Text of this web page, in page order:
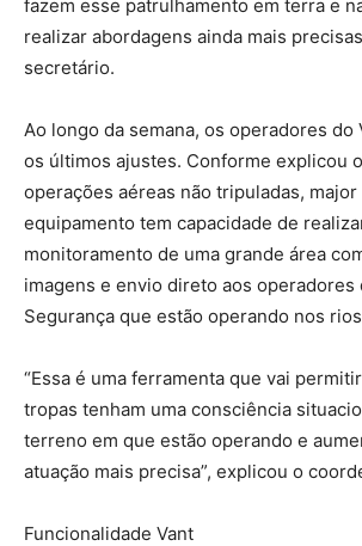
fazem esse patrulhamento em terra e
realizar abordagens ainda mais
secretário.
Ao longo da semana, os operadores do
os últimos ajustes. Conforme explicou
operações aéreas não tripuladas, major
equipamento tem capacidade de
monitoramento de uma grande área
imagens e envio direto aos operadores
Segurança que estão operando nos
“Essa é uma ferramenta que vai
tropas tenham uma consciência
terreno em que estão operando e
atuação mais precisa”, explicou o
Funcionalidade Vant